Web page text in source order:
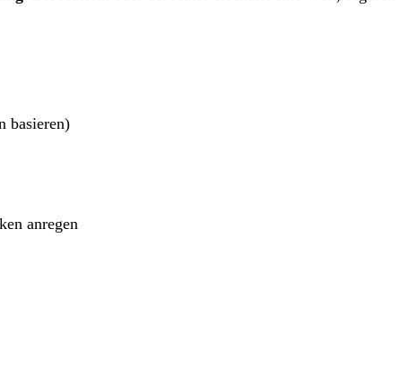
basieren)
anregen